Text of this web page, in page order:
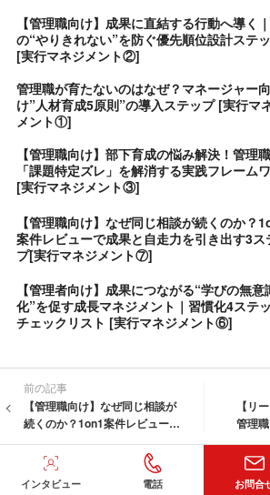
【管理職向け】成果に直結する行動へ導く
の“やりきれない”を防ぐ優先順位設計ステ
[実行マネジメント②]
管理職が育たないのはなぜ？マネージャー向
け”人材育成5原則”の導入ステップ [実行マ
メント①]
【管理職向け】部下育成の悩み解決！管理
「課題特定ズレ」を解消する実践フレーム
[実行マネジメント③]
【管理職向け】なぜ同じ相談が続くのか？
案件レビューで成果と自走力を引き出す3ス
プ[実行マネジメント⑦]
【管理者向け】成果につながる“学びの無意
化”を促す成長マネジメント｜習慣化4ステ
チェックリスト [実行マネジメント⑥]
前の記事
【管理職向け】なぜ同じ相談が
続くのか？1on1案件レビューで
成果と自走力を引き出す3ステッ
プ[実行マネジメント⑦]
【リ
管理
ダーシ
プロのおすすめするコラム
インタビュー 電話 お問合